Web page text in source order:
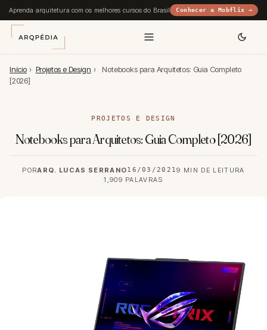
Aprenda arquitetura com os melhores cursos do Brasil Conhecer a Mobflix →
Início › Projetos e Design ›
Notebooks para Arquitetos: Guia Completo
[2026]
PROJETOS E DESIGN
Notebooks para Arquitetos: Guia Completo [2026]
PORARQ. LUCAS SERRANO16/03/20219 MIN DE LEITURA
1,909 PALAVRAS